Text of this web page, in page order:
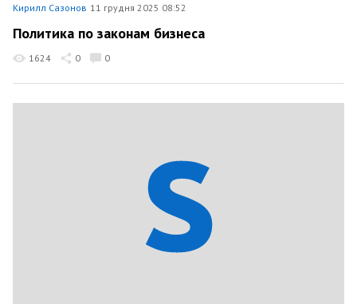
Кирилл Сазонов 11 грудня 2025 08:52
Политика по законам бизнеса
1624 0 0